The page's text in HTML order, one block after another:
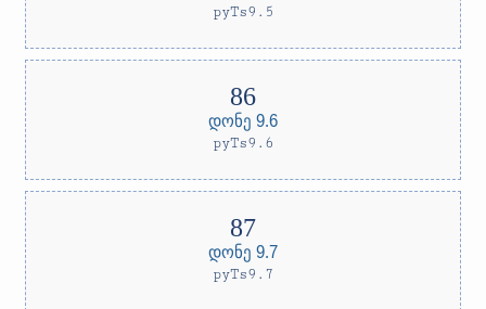
pyTs9.5
დონე 9.6
pyTs9.6
დონე 9.7
pyTs9.7